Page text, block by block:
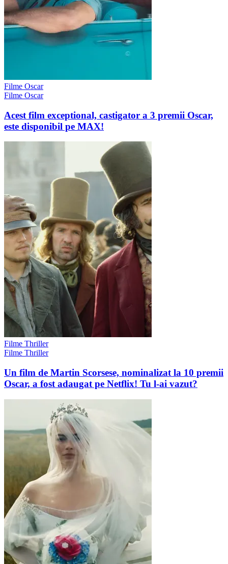
Filme Oscar
Filme Oscar
Acest film exceptional, castigator a 3 premii Oscar,
este disponibil pe MAX!
Filme Thriller
Filme Thriller
Un film de Martin Scorsese, nominalizat la 10 premii
Oscar, a fost adaugat pe Netflix! Tu l-ai vazut?